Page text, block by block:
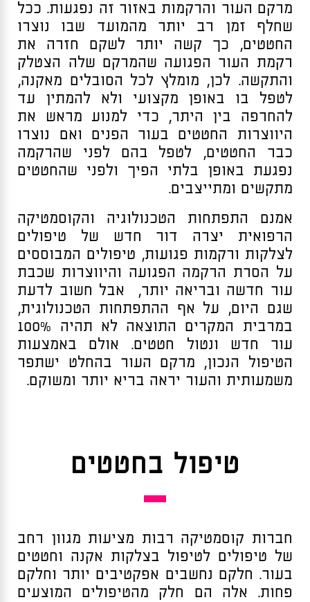
מרקם העור והרקמות באזור זה נפגעות. ככל
שחלף זמן רב יותר מהמועד שבו נוצרו
החטטים, כך קשה יותר לשקם חזרה את
רקמת העור הפגועה שהמרקם שלה הצטלק
והתקשה. לכן, מומלץ לכל הסובלים מאקנה,
לטפל בו באופן מקצועי ולא להמתין עד
להחרפה בין היתר, כדי למנוע מראש את
היווצרות החטטים בעור הפנים ואם נוצרו
כבר החטטים, לטפל בהם לפני שהרקמה
נפגעת באופן בלתי הפיך ולפני שהחטטים
מתקשים ומתייצבים.
אמנם התפתחות הטכנולוגיה והקוסמטיקה
הרפואית יצרה דור חדש של טיפולים
לצלקות ורקמות פגועות, טיפולים המבוססים
על הסרת הרקמה הפגועה והיווצרות שכבת
עור חדשה ובריאה יותר, אבל חשוב לדעת
שגם היום, על אף ההתפתחות הטכנולוגית,
במרבית המקרים התוצאה לא תהיה 100%
עור חדש ונטול חטטים. אולם באמצעות
הטיפול הנכון, מרקם העור בהחלט ישתפר
משמעותית והעור יראה בריא יותר ומשוקם.
טיפול בחטטים
חברות קוסמטיקה רבות מציעות מגוון רחב
של טיפולים לטיפול בצלקות אקנה וחטטים
בעור. חלקם נחשבים אפקטיבים יותר וחלקם
פחות. אלה הם חלק מהטיפולים המוצעים